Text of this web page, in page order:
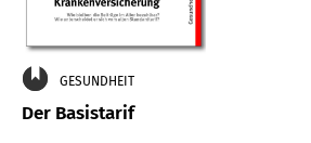
GESUNDHEIT
Der Basistarif